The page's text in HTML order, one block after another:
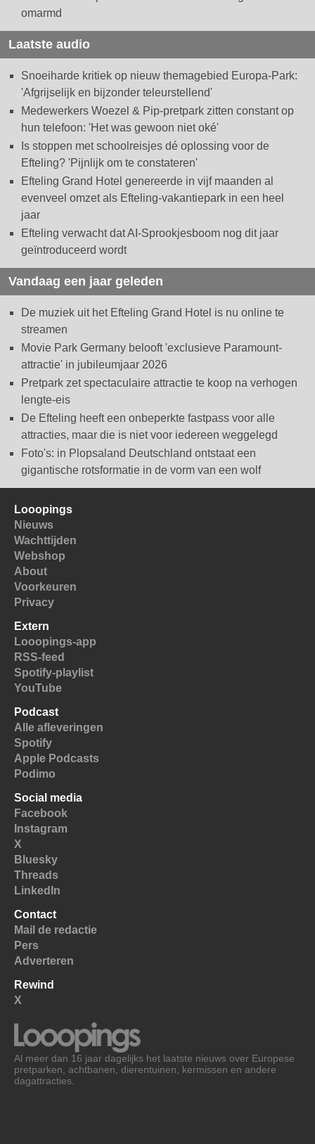
omarmd
Laatste audio
Snoeiharde kritiek op nieuw themagebied Europa-Park:
'Afgrijselijk en bijzonder teleurstellend'
Medewerkers Woezel & Pip-pretpark zitten constant op
hun telefoon: 'Het was gewoon niet oké'
Is stoppen met schoolreisjes dé oplossing voor de
Efteling? 'Pijnlijk om te constateren'
Efteling Grand Hotel genereerde in vijf maanden al
evenveel omzet als Efteling-vakantiepark in een heel
jaar
Efteling verwacht dat AI-Sprookjesboom nog dit jaar
geïntroduceerd wordt
Vandaag een jaar geleden
De muziek uit het Efteling Grand Hotel is nu online te
streamen
Movie Park Germany belooft 'exclusieve Paramount-
attractie' in jubileumjaar 2026
Pretpark zet spectaculaire attractie te koop na verhogen
lengte-eis
De Efteling heeft een onbeperkte fastpass voor alle
attracties, maar die is niet voor iedereen weggelegd
Foto's: in Plopsaland Deutschland ontstaat een
gigantische rotsformatie in de vorm van een wolf
Looopings
Nieuws
Wachttijden
Webshop
About
Voorkeuren
Privacy
Extern
Looopings-app
RSS-feed
Spotify-playlist
YouTube
Podcast
Alle afleveringen
Spotify
Apple Podcasts
Podimo
Social media
Facebook
Instagram
X
Bluesky
Threads
LinkedIn
Contact
Mail de redactie
Pers
Adverteren
Rewind
X
Al meer dan 16 jaar dagelijks het laatste nieuws over Europese
pretparken, achtbanen, dierentuinen, kermissen en andere
dagattracties.